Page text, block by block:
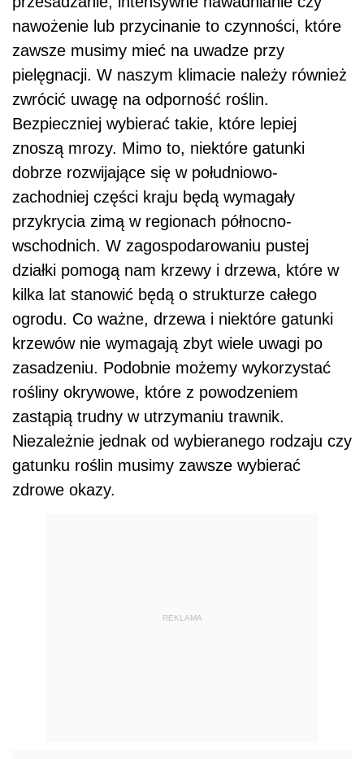
nawożenie lub przycinanie to czynności, które
zawsze musimy mieć na uwadze przy
pielęgnacji. W naszym klimacie należy również
zwrócić uwagę na odporność roślin.
Bezpieczniej wybierać takie, które lepiej
znoszą mrozy. Mimo to, niektóre gatunki
dobrze rozwijające się w południowo-
zachodniej części kraju będą wymagały
przykrycia zimą w regionach północno-
wschodnich. W zagospodarowaniu pustej
działki pomogą nam krzewy i drzewa, które w
kilka lat stanowić będą o strukturze całego
ogrodu. Co ważne, drzewa i niektóre gatunki
krzewów nie wymagają zbyt wiele uwagi po
zasadzeniu. Podobnie możemy wykorzystać
rośliny okrywowe, które z powodzeniem
zastąpią trudny w utrzymaniu trawnik.
Niezależnie jednak od wybieranego rodzaju czy
gatunku roślin musimy zawsze wybierać
zdrowe okazy.
REKLAMA